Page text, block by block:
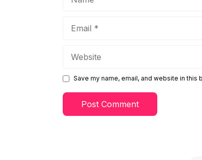
Save my name, email, and website in this